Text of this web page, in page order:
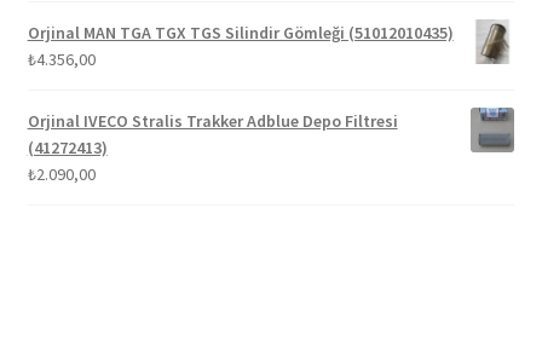
Orjinal MAN TGA TGX TGS Silindir Gömleği (51012010435)
₺4.356,00
Orjinal IVECO Stralis Trakker Adblue Depo Filtresi
(41272413)
₺2.090,00